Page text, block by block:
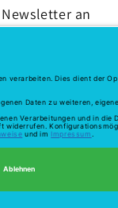
an
Impressum